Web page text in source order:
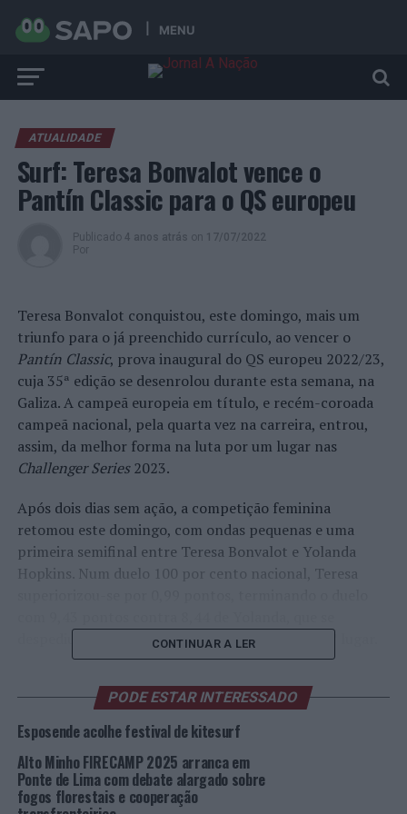
MENU
ATUALIDADE
Surf: Teresa Bonvalot vence o
Pantín Classic para o QS europeu
Publicado 4 anos atrás on 17/07/2022
Por
Teresa Bonvalot conquistou, este domingo, mais um
triunfo para o já preenchido currículo, ao vencer o
Pantín Classic, prova inaugural do QS europeu 2022/23,
cuja 35ª edição se desenrolou durante esta semana, na
Galiza. A campeã europeia em título, e recém-coroada
campeã nacional, pela quarta vez na carreira, entrou,
assim, da melhor forma na luta por um lugar nas
Challenger Series2023.
Após dois dias sem ação, a competição feminina
retomou este domingo, com ondas pequenas e uma
primeira semifinal entre Teresa Bonvalot e Yolanda
Hopkins. Num duelo 100 por cento nacional, Teresa
despediu da prova galega com um importante 3º lugar.
Alys Barton, numa disputa de sentido único. Após um
começo mais forte, na segunda metade da bateria Teresa
sentenciou o triunfo, deixando a adversária em
combinação. Com 15,76 pontos, a surfista de Cascais
deixou Barton a longa distância, com apenas 10,03
pontos e a precisar de duas ondas para evitar a derrota.
CONTINUAR A LER
PODE ESTAR INTERESSADO
Esposende acolhe festival de kitesurf
Alto Minho FIRECAMP 2025 arranca em
Ponte de Lima com debate alargado sobre
fogos florestais e cooperação